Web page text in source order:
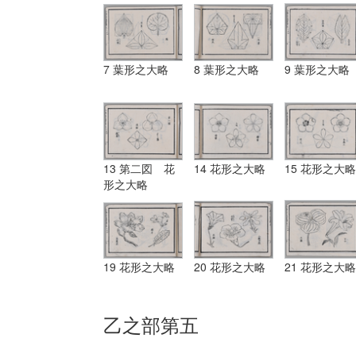
7 葉形之大略 8 葉形之大略 9 葉形之大略
13 第二図 花
形之大略
14 花形之大略 15 花形之大略
19 花形之大略 20 花形之大略 21 花形之大略
乙之部第五